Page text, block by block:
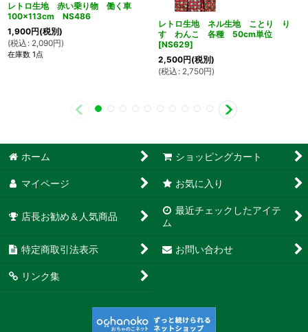
レトロ生地 赤い乗り物 働く車
100×113cm NS486
1,900円(税別)
(税込 : 2,090円)
在庫数 1点
レトロ生地 ネル生地 ことり り
す わんこ 各種 50cm単位
[NS629]
2,500円(税別)
(税込 : 2,750円)
ホーム ショッピングカート
マイページ お気に入り
店長お勧め＆人気商品
最近チェックしたアイテ
ム
特定商取引法表示 お問い合わせ
リンク集